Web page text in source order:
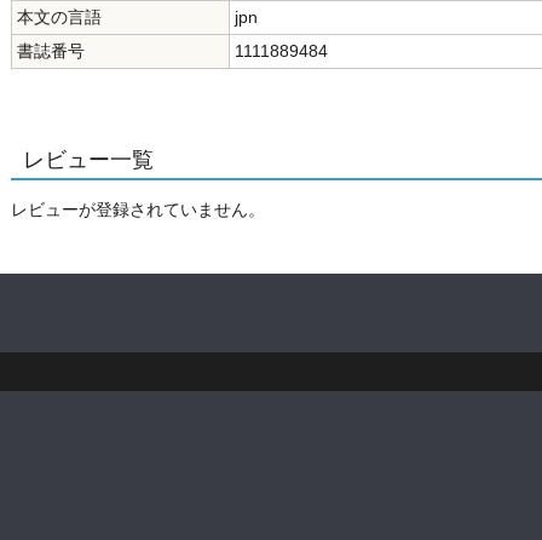
本文の言語
jpn
書誌番号
1111889484
レビュー一覧
レビューが登録されていません。